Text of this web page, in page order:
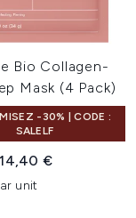
Bio Collagen-
Mask (4 Pack)
-30% | CODE :
SALELF
:
Prix ​​actuel :
14,40 €
unit